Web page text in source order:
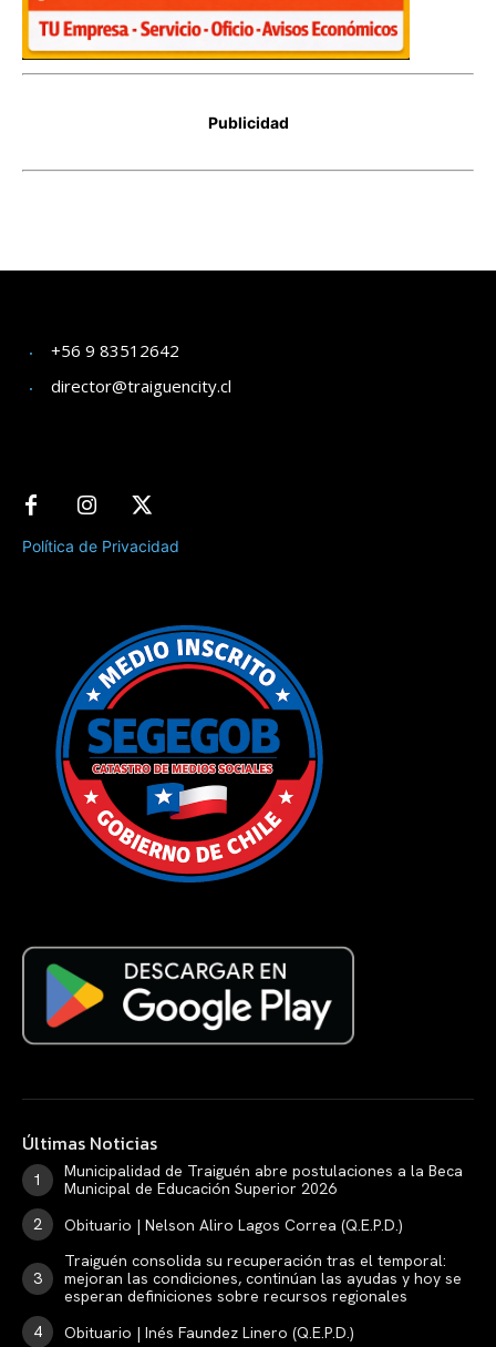
+56 9 83512642
director@traiguencity.cl
Política de Privacidad
Últimas Noticias
Municipalidad de Traiguén abre postulaciones a la Beca
Municipal de Educación Superior 2026
Obituario | Nelson Aliro Lagos Correa (Q.E.P.D.)
Traiguén consolida su recuperación tras el temporal:
mejoran las condiciones, continúan las ayudas y hoy se
esperan definiciones sobre recursos regionales
Obituario | Inés Faundez Linero (Q.E.P.D.)